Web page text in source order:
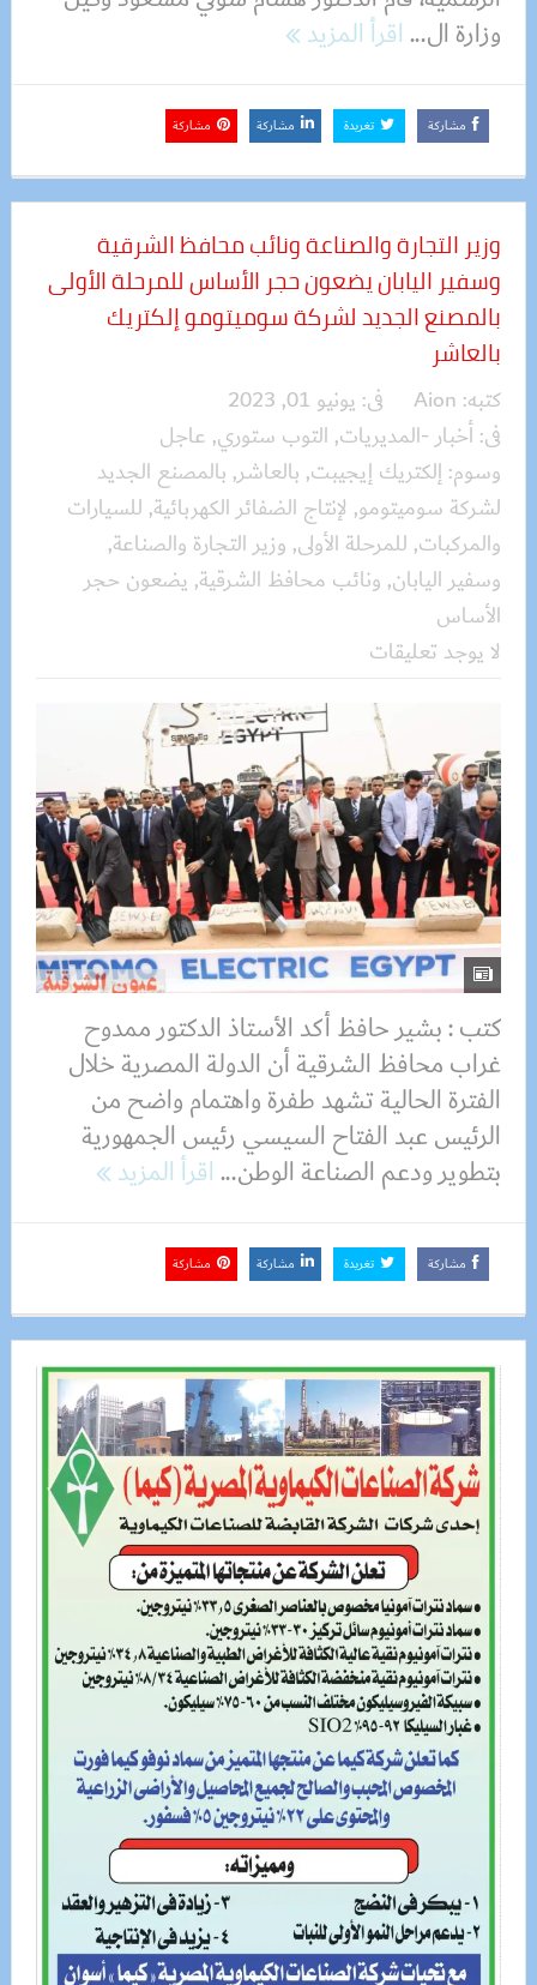
وزارة ال...اقرأ المزيد
مشاركة تغريدة مشاركة مشاركة
وزير التجارة والصناعة ونائب محافظ الشرقية
وسفير اليابان يضعون حجر الأساس للمرحلة الأولى
بالمصنع الجديد لشركة سوميتومو إلكتريك
بالعاشر
كتبه: Aion فى: يونيو 01, 2023
فى:أخبار -المديريات, التوب ستوري, عاجل
وسوم: إلكتريك إيجيبت, بالعاشر, بالمصنع الجديد
لشركة سوميتومو, لإنتاج الضفائر الكهربائية, للسيارات
والمركبات, للمرحلة الأولى, وزير التجارة والصناعة,
وسفير اليابان, ونائب محافظ الشرقية, يضعون حجر
الأساس
لا يوجد تعليقات
كتب : بشير حافظ أكد الأستاذ الدكتور ممدوح
غراب محافظ الشرقية أن الدولة المصرية خلال
الفترة الحالية تشهد طفرة واهتمام واضح من
الرئيس عبد الفتاح السيسي رئيس الجمهورية
بتطوير ودعم الصناعة الوطن...اقرأ المزيد
مشاركة تغريدة مشاركة مشاركة